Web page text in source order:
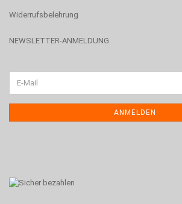
Widerrufsbelehrung
NEWSLETTER-ANMELDUNG
ANMELDEN